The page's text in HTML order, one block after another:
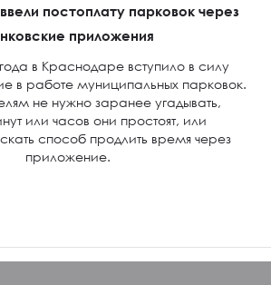
постоплату парковок через
приложения
в Краснодаре вступило в силу
в работе муниципальных парковок.
не нужно заранее угадывать,
или часов они простоят, или
способ продлить время через
приложение.